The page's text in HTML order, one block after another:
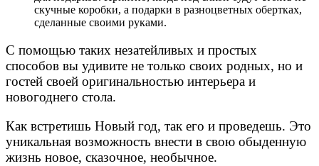
скучные коробки, а подарки в разноцветных обертках,
сделанные своими руками.
С помощью таких незатейливых и простых
способов вы удивите не только своих родных, но и
гостей своей оригинальностью интерьера и
новогоднего стола.
Как встретишь Новый год, так его и проведешь. Это
уникальная возможность внести в свою обыденную
жизнь новое, сказочное, необычное.